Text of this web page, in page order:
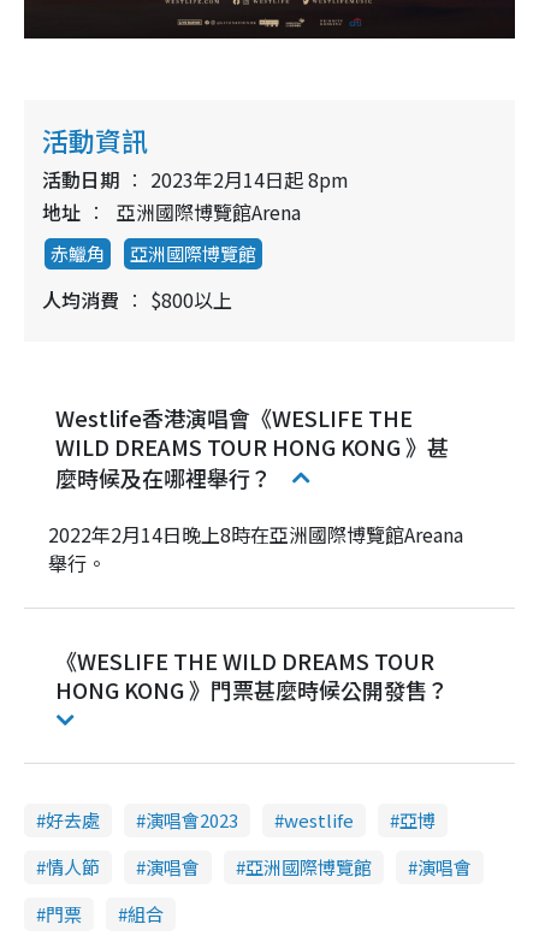
活動資訊
活動日期
2023年2月14日起 8pm
地址
亞洲國際博覽館Arena
赤鱲角 亞洲國際博覽館
人均消費 $800以上
Westlife香港演唱會《WESLIFE THE
WILD DREAMS TOUR HONG KONG 》甚
麼時候及在哪裡舉行？
2022年2月14日晚上8時在亞洲國際博覽館Areana
舉行。
《WESLIFE THE WILD DREAMS TOUR
HONG KONG 》門票甚麼時候公開發售？
好去處 演唱會2023 westlife
亞博
情人節
演唱會 亞洲國際博覽館
演唱會
門票
組合